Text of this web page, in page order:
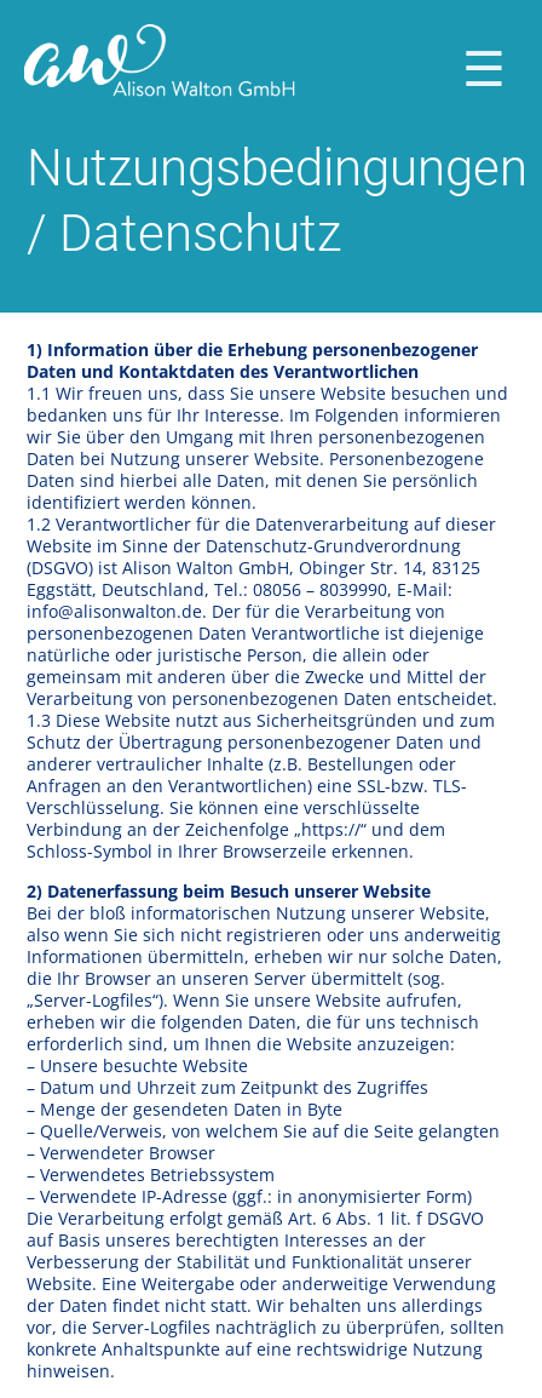
Home
us
Contact
☰
Nutzungsbedingungen
/ Datenschutz
1) Information über die Erhebung personenbezogener
Daten und Kontaktdaten des Verantwortlichen
1.1 Wir freuen uns, dass Sie unsere Website besuchen und
bedanken uns für Ihr Interesse. Im Folgenden informieren
wir Sie über den Umgang mit Ihren personenbezogenen
Daten bei Nutzung unserer Website. Personenbezogene
Daten sind hierbei alle Daten, mit denen Sie persönlich
identifiziert werden können.
1.2 Verantwortlicher für die Datenverarbeitung auf dieser
Website im Sinne der Datenschutz-Grundverordnung
(DSGVO) ist Alison Walton GmbH, Obinger Str. 14, 83125
Eggstätt, Deutschland, Tel.: 08056 – 8039990, E-Mail:
info@alisonwalton.de. Der für die Verarbeitung von
personenbezogenen Daten Verantwortliche ist diejenige
natürliche oder juristische Person, die allein oder
gemeinsam mit anderen über die Zwecke und Mittel der
Verarbeitung von personenbezogenen Daten entscheidet.
1.3 Diese Website nutzt aus Sicherheitsgründen und zum
Schutz der Übertragung personenbezogener Daten und
anderer vertraulicher Inhalte (z.B. Bestellungen oder
Anfragen an den Verantwortlichen) eine SSL-bzw. TLS-
Verschlüsselung. Sie können eine verschlüsselte
Verbindung an der Zeichenfolge „https://“ und dem
Schloss-Symbol in Ihrer Browserzeile erkennen.
2) Datenerfassung beim Besuch unserer Website
Bei der bloß informatorischen Nutzung unserer Website,
also wenn Sie sich nicht registrieren oder uns anderweitig
Informationen übermitteln, erheben wir nur solche Daten,
die Ihr Browser an unseren Server übermittelt (sog.
„Server-Logfiles“). Wenn Sie unsere Website aufrufen,
erheben wir die folgenden Daten, die für uns technisch
erforderlich sind, um Ihnen die Website anzuzeigen:
– Unsere besuchte Website
– Datum und Uhrzeit zum Zeitpunkt des Zugriffes
– Menge der gesendeten Daten in Byte
– Quelle/Verweis, von welchem Sie auf die Seite gelangten
– Verwendeter Browser
– Verwendetes Betriebssystem
– Verwendete IP-Adresse (ggf.: in anonymisierter Form)
Die Verarbeitung erfolgt gemäß Art. 6 Abs. 1 lit. f DSGVO
auf Basis unseres berechtigten Interesses an der
Verbesserung der Stabilität und Funktionalität unserer
Website. Eine Weitergabe oder anderweitige Verwendung
der Daten findet nicht statt. Wir behalten uns allerdings
vor, die Server-Logfiles nachträglich zu überprüfen, sollten
konkrete Anhaltspunkte auf eine rechtswidrige Nutzung
hinweisen.